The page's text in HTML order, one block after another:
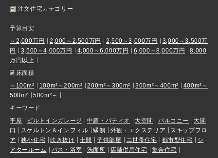
注文住宅カテゴリー
予算目安
～2,000万円
2,000～2,500万円 2,500～3,000万円
3,000～3,500万
円
3,500～4,000万円 4,000～6,000万円 6,000～8,000万円
8,000
万円以上
延床面積
～100m²
100m²～200m² 200m²～300m² 300m²～400m²
400m²～
500m²
500m²～
キーワード
平屋
ビルトインガレージ 中庭・パティオ 大空間 バルコニー
大開
口
スケルトン＆インフィル 縁側 外観・エクステリア
スキップフロ
ア
狭小住宅 吹き抜け 土間 子供部屋 二世帯住宅 都市型住宅
シ
アタールーム
バス・浴室 洗面所 店舗併用住宅
集合住宅